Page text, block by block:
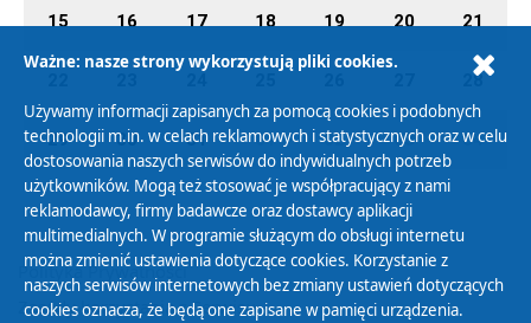
15 16 17 18 19 20 21
28
29 30 31 01 02 03 04
Polityka Prywatności
Zasady korzystania z Serwisu
Ważne: nasze strony wykorzystują pliki cookies.
Używamy informacji zapisanych za pomocą cookies i podobnych
technologii m.in. w celach reklamowych i statystycznych oraz w celu
dostosowania naszych serwisów do indywidualnych potrzeb
użytkowników. Mogą też stosować je współpracujący z nami
reklamodawcy, firmy badawcze oraz dostawcy aplikacji
multimedialnych. W programie służącym do obsługi internetu
można zmienić ustawienia dotyczące cookies. Korzystanie z
naszych serwisów internetowych bez zmiany ustawień dotyczących
cookies oznacza, że będą one zapisane w pamięci urządzenia.